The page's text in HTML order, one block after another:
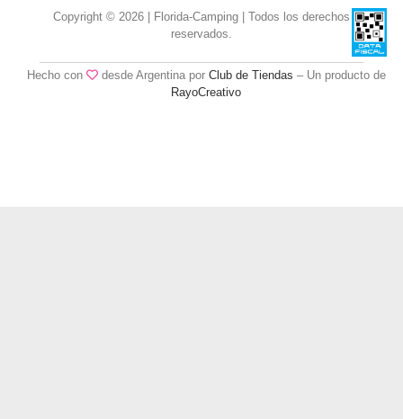
Copyright © 2026 | Florida-Camping | Todos los derechos
reservados.
Hecho con desde Argentina por Club de Tiendas – Un producto de
RayoCreativo